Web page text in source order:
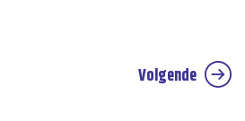
Volgende